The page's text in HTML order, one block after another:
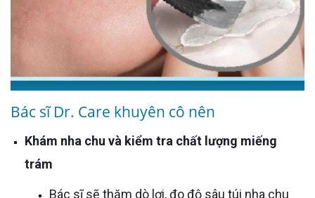
Bác sĩ Dr. Care khuyên cô nên
Khám nha chu và kiểm tra chất lượng miếng
trám
Bác sĩ sẽ thăm dò lợi, đo độ sâu túi nha chu